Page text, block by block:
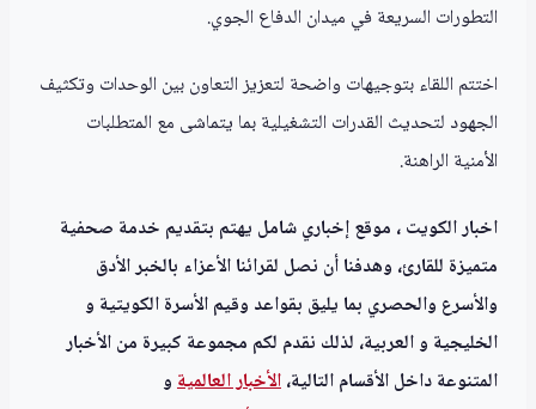
التطورات السريعة في ميدان الدفاع الجوي.
اختتم اللقاء بتوجيهات واضحة لتعزيز التعاون بين الوحدات وتكثيف
الجهود لتحديث القدرات التشغيلية بما يتماشى مع المتطلبات
الأمنية الراهنة.
اخبار الكويت ، موقع إخباري شامل يهتم بتقديم خدمة صحفية
متميزة للقارئ، وهدفنا أن نصل لقرائنا الأعزاء بالخبر الأدق
والأسرع والحصري بما يليق بقواعد وقيم الأسرة الكويتية و
الخليجية و العربية، لذلك نقدم لكم مجموعة كبيرة من الأخبار
المتنوعة داخل الأقسام التالية،الأخبار العالميةو